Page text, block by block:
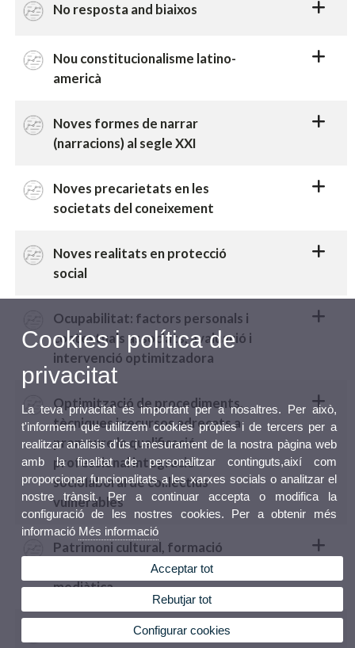
No resposta and biaixos
Nou constitucionalisme latino-
americà
Noves formes de narrar
(narracions) al segle XXI
Noves precarietats en les
societats del coneixement
Noves realitats en protecció
social
Ocupabilitat: factors personals i
contextuals associats, avaluació i
intervenció optimitzadora
Optimització de procediments,
tècniques i recursos adreçats a
promoure la qualificació
professional integració
sociolaboral de col.lectius
vulnerables
Patrimoni cultural, formació
lectora, literària, digital i
mediàtica
Pensions i protecció social
Cookies i política de
privacitat
La teva privacitat és important per a nosaltres. Per això,
t'informem que utilitzem cookies pròpies i de tercers per a
realitzar anàlisis d'ús i mesurament de la nostra pàgina web
amb la finalitat de personalitzar continguts,així com
proporcionar funcionalitats a les xarxes socials o analitzar el
nostre trànsit. Per a continuar accepta o modifica la
configuració de les nostres cookies. Per a obtenir més
informació Més informació
Acceptar tot
Rebutjar tot
Configurar cookies